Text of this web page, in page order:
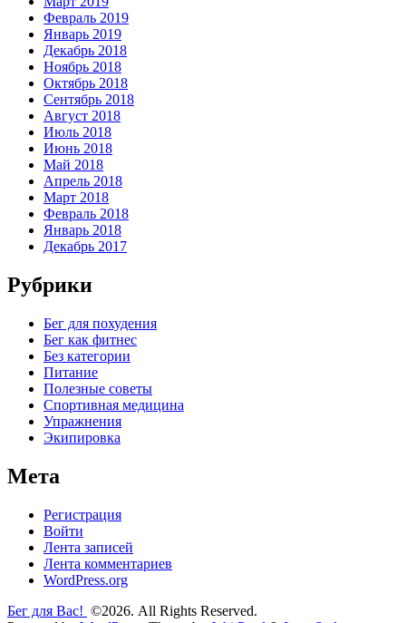
Февраль 2019
Январь 2019
Декабрь 2018
Ноябрь 2018
Октябрь 2018
Сентябрь 2018
Август 2018
Июль 2018
Июнь 2018
Май 2018
Апрель 2018
Март 2018
Февраль 2018
Январь 2018
Декабрь 2017
Рубрики
Бег для похудения
Бег как фитнес
Без категории
Питание
Полезные советы
Спортивная медицина
Упражнения
Экипировка
Мета
Регистрация
Войти
Лента записей
Лента комментариев
WordPress.org
Бег для Вас! ©2026. All Rights Reserved.